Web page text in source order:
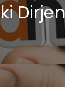
Dirjen